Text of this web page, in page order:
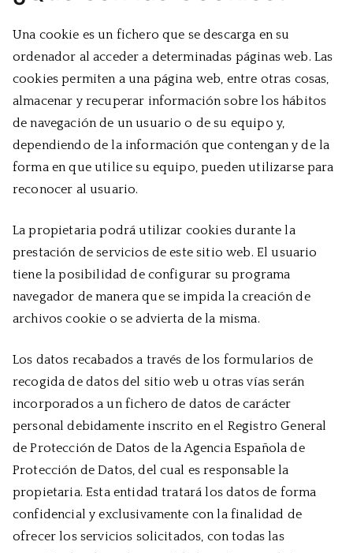
Una cookie es un fichero que se descarga en su
ordenador al acceder a determinadas páginas web. Las
cookies permiten a una página web, entre otras cosas,
almacenar y recuperar información sobre los hábitos
de navegación de un usuario o de su equipo y,
dependiendo de la información que contengan y de la
forma en que utilice su equipo, pueden utilizarse para
reconocer al usuario.
La propietaria podrá utilizar cookies durante la
prestación de servicios de este sitio web. El usuario
tiene la posibilidad de configurar su programa
navegador de manera que se impida la creación de
archivos cookie o se advierta de la misma.
Los datos recabados a través de los formularios de
recogida de datos del sitio web u otras vías serán
incorporados a un fichero de datos de carácter
personal debidamente inscrito en el Registro General
de Protección de Datos de la Agencia Española de
Protección de Datos, del cual es responsable la
propietaria. Esta entidad tratará los datos de forma
confidencial y exclusivamente con la finalidad de
ofrecer los servicios solicitados, con todas las